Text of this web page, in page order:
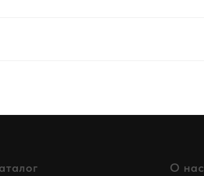
О нас